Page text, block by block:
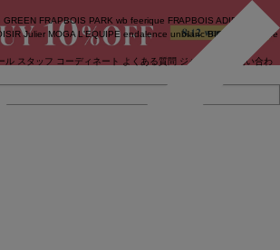
GREEN FRAPBOIS PARK wb feerique FRAPBOIS ADIEU
Julier MOGA L'EQUIPE endalence unbilanc BIGI online store
ル スタッフ コーディネート よくある質問 ジャーナル
お問い合わ